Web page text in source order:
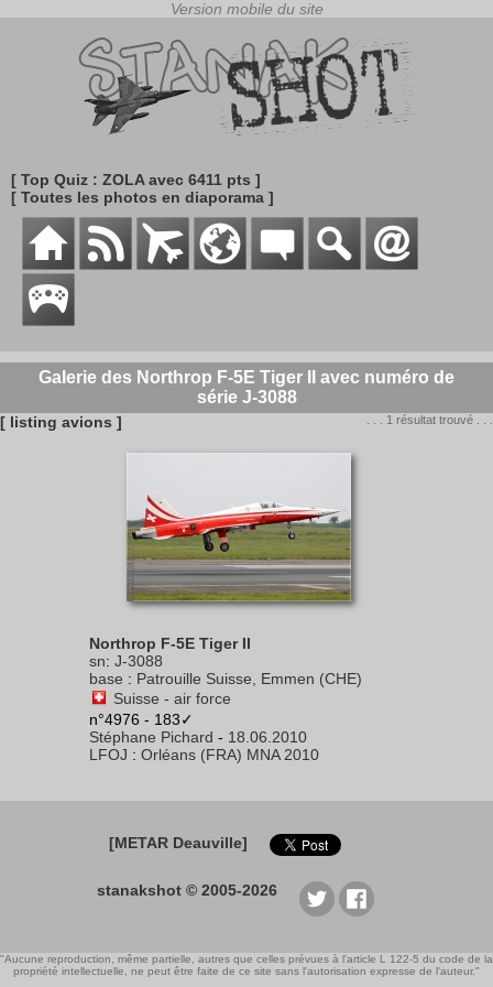
[ Top Quiz : ZOLA avec 6411 pts ]
[ Toutes les photos en diaporama ]
Galerie des Northrop F-5E Tiger II avec numéro de
série J-3088
[ listing avions ] . . . 1 résultat trouvé . . .
Northrop F-5E Tiger II
sn: J-3088
base : Patrouille Suisse, Emmen (CHE)
Suisse - air force
n°4976 - 183✓
Stéphane Pichard - 18.06.2010
LFOJ : Orléans (FRA) MNA 2010
[METAR Deauville]
stanakshot © 2005-2026
"Aucune reproduction, même partielle, autres que celles prévues à l'article L 122-5 du code de la
propriété intellectuelle, ne peut être faite de ce site sans l'autorisation expresse de l'auteur."